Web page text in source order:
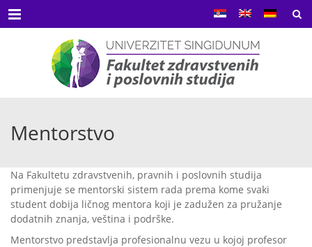
Menu
Mentorstvo
Na Fakultetu zdravstvenih, pravnih i poslovnih studija
primenjuje se mentorski sistem rada prema kome svaki
student dobija ličnog mentora koji je zadužen za pružanje
dodatnih znanja, veština i podrške.
Mentorstvo predstavlja profesionalnu vezu u kojoj profesor